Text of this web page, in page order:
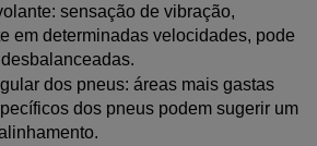
sensação de vibração,
em determinadas velocidades, pode
dos pneus: áreas mais gastas
dos pneus podem sugerir um